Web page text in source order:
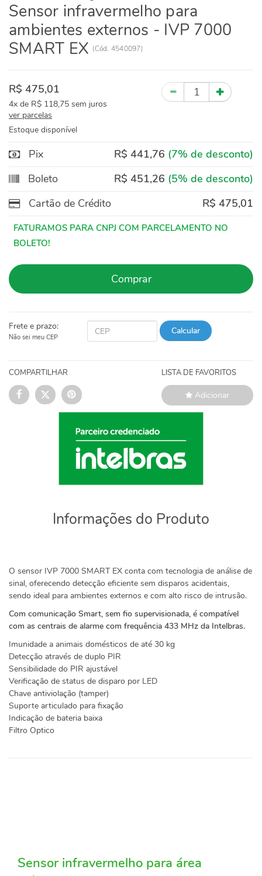
Sensor infravermelho para
ambientes externos - IVP 7000
SMART EX (Cód. 4540097)
R$ 475,01
4x de R$ 118,75 sem juros
ver parcelas
Estoque disponível
Quantidade
Pix R$ 441,76 (7% de desconto)
Boleto
R$ 451,26 (5% de desconto)
Cartão de Crédito
R$ 475,01
Comprar
Frete e prazo:
Não sei meu CEP
Calcular
COMPARTILHAR LISTA DE FAVORITOS
Adicionar
Informações do Produto
O sensor IVP 7000 SMART EX conta com tecnologia de análise de
sinal, oferecendo detecção eficiente sem disparos acidentais,
sendo ideal para ambientes externos e com alto risco de intrusão.
Com comunicação Smart, sem fio supervisionada, é compatível
com as centrais de alarme com frequência 433 MHz da Intelbras.
Imunidade a animais domésticos de até 30 kg
Detecção através de duplo PIR
Sensibilidade do PIR ajustável
Verificação de status de disparo por LED
Chave antiviolação (tamper)
Suporte articulado para fixação
Indicação de bateria baixa
Filtro Optico
Sensor infravermelho para área